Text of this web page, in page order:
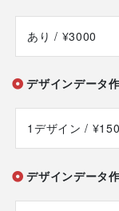
あり / ¥3000
デザインデータ
1デザイン /
デザインデータ